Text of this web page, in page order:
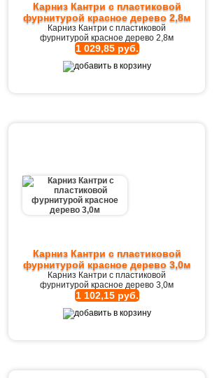
Карниз Кантри с пластиковой
фурнитурой красное дерево 2,8м
Карниз Кантри с пластиковой
фурнитурой красное дерево 2,8м
1 029,85 руб.
Карниз Кантри с пластиковой
фурнитурой красное дерево 3,0м
Карниз Кантри с пластиковой
фурнитурой красное дерево 3,0м
1 102,15 руб.